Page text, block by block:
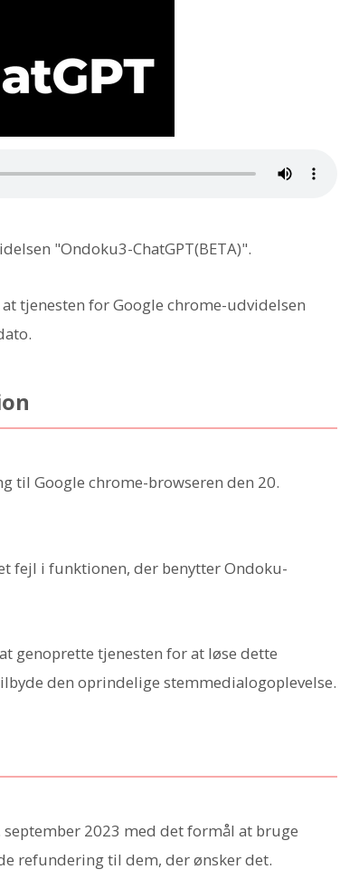
"Ondoku3-ChatGPT(BETA)".
tjenesten for Google chrome-udvidelsen
til Google chrome-browseren den 20.
fejl i funktionen, der benytter Ondoku-
genoprette tjenesten for at løse dette
den oprindelige stemmedialogoplevelse.
2023 med det formål at bruge
refundering til dem, der ønsker det.